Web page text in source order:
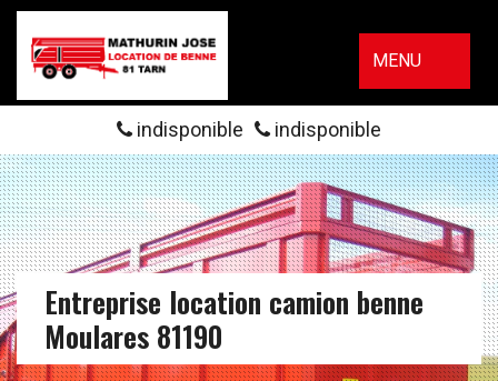
MENU
indisponible indisponible
Entreprise location camion benne
Moulares 81190